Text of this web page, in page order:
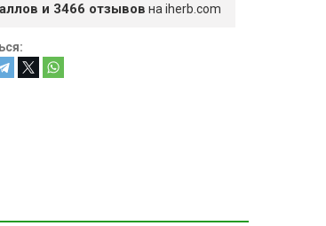
и 3466 отзывов на iherb.com